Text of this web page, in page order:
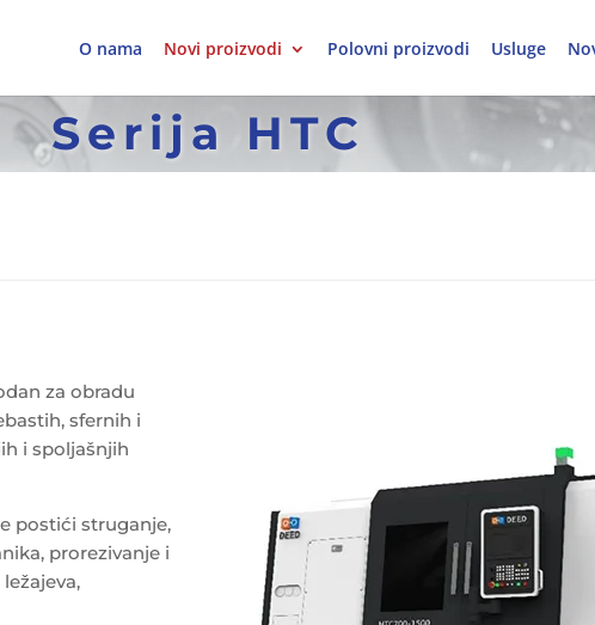
O nama Novi proizvodi Polovni proizvodi Usluge
Serija HTC
za obradu
sfernih i
i spoljašnjih
postići struganje,
prorezivanje i